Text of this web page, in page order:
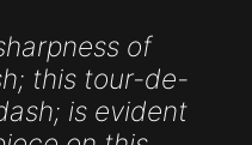
of
this tour-de-
is evident